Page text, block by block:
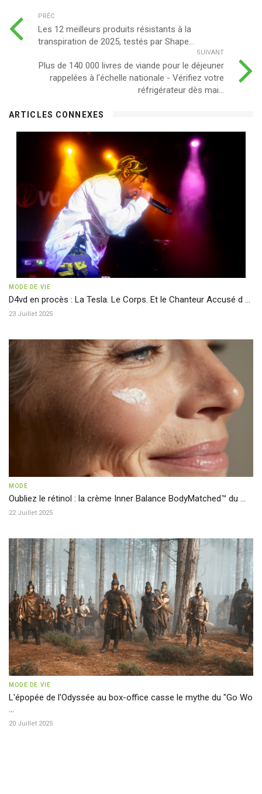
PRÉC
Les 12 meilleurs produits résistants à la
transpiration de 2025, testés par Shape...
SUIVANT
Plus de 140 000 livres de viande pour le déjeuner
rappelées à l'échelle nationale - Vérifiez votre
réfrigérateur dès mai...
ARTICLES CONNEXES
MODE DE VIE
D4vd en procès : La Tesla. Le Corps. Et le Chanteur Accusé d ...
23 Juillet 2025
MODE
Oubliez le rétinol : la crème Inner Balance BodyMatched™ du ...
22 Juillet 2025
MODE DE VIE
L'épopée de l'Odyssée au box-office casse le mythe du "Go Wo
...
20 Juillet 2025